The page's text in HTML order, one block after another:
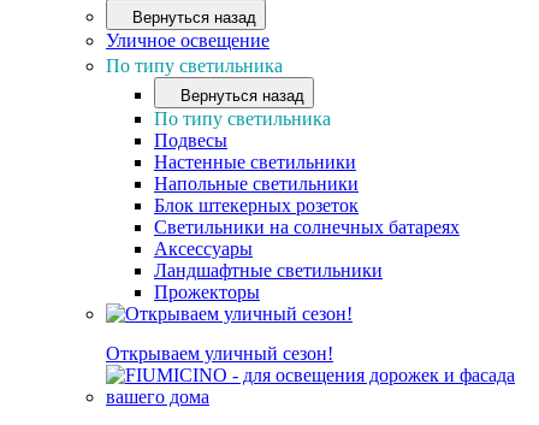
Вернуться назад
Уличное освещение
По типу светильника
Вернуться назад
По типу светильника
Подвесы
Настенные светильники
Напольные светильники
Блок штекерных розеток
Светильники на солнечных батареях
Аксессуары
Ландшафтные светильники
Прожекторы
Открываем уличный сезон!